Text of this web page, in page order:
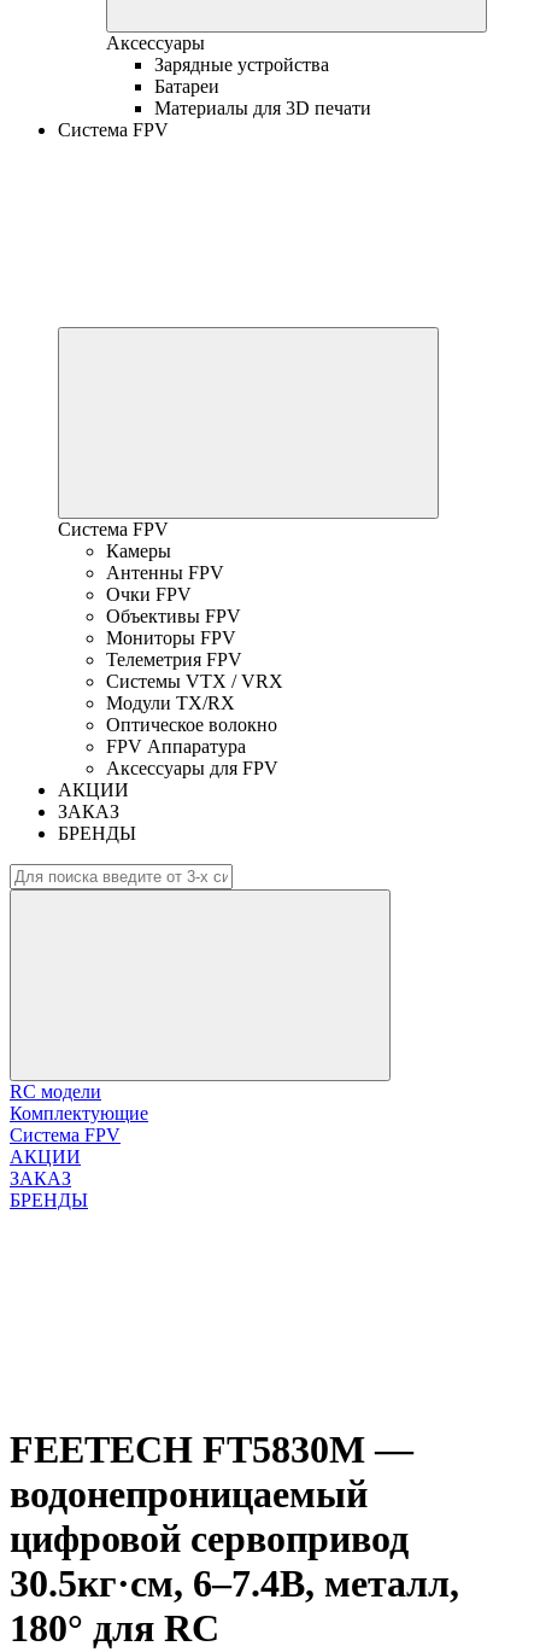
Аксессуары
Зарядные устройства
Батареи
Материалы для 3D печати
Система FPV
Система FPV
Камеры
Антенны FPV
Очки FPV
Объективы FPV
Мониторы FPV
Телеметрия FPV
Системы VTX / VRX
Модули TX/RX
Оптическое волокно
FPV Аппаратура
Аксессуары для FPV
АКЦИИ
ЗАКАЗ
БРЕНДЫ
RC модели
Комплектующие
Система FPV
АКЦИИ
ЗАКАЗ
БРЕНДЫ
FEETECH FT5830M —
водонепроницаемый
цифровой сервопривод
30.5кг·см, 6–7.4В, металл,
180° для RC